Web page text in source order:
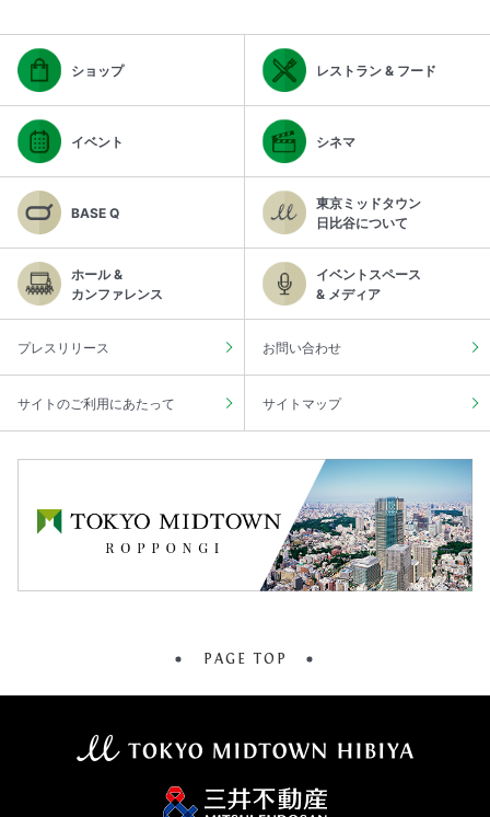
ショップ レストラン & フード
イベント シネマ
BASE Q
東京ミッドタウン
日比谷について
ホール &
カンファレンス
イベントスペース
& メディア
プレスリリース お問い合わせ
サイトのご利用にあたって サイトマップ
PAGE TOP